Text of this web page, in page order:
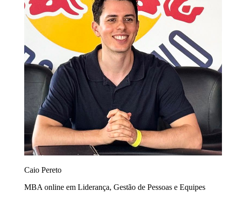
Caio Pereto
MBA online em Liderança, Gestão de Pessoas e Equipes